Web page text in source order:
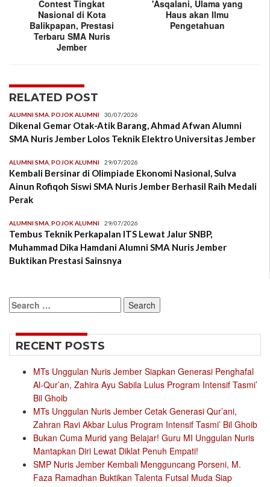
Contest Tingkat
Nasional di Kota
Balikpapan, Prestasi
Terbaru SMA Nuris
Jember
'Asqalani, Ulama yang
Haus akan Ilmu
Pengetahuan
RELATED POST
ALUMNI SMA POJOK ALUMNI 30/07/2026
Dikenal Gemar Otak-Atik Barang, Ahmad Afwan Alumni
SMA Nuris Jember Lolos Teknik Elektro Universitas Jember
ALUMNI SMA POJOK ALUMNI 29/07/2026
Kembali Bersinar di Olimpiade Ekonomi Nasional, Sulva
Ainun Rofiqoh Siswi SMA Nuris Jember Berhasil Raih Medali
Perak
ALUMNI SMA POJOK ALUMNI 29/07/2026
Tembus Teknik Perkapalan ITS Lewat Jalur SNBP,
Muhammad Dika Hamdani Alumni SMA Nuris Jember
Buktikan Prestasi Sainsnya
Search
for:
RECENT POSTS
MTs Unggulan Nuris Jember Siapkan Generasi Penghafal
Al-Qur’an, Zahira Ayu Sabila Lulus Program Intensif Tasmi’
Bil Ghoib
MTs Unggulan Nuris Jember Cetak Generasi Qur’ani,
Zahran Ravi Akbar Lulus Program Intensif Tasmi’ Bil Ghoib
Bukan Cuma Murid yang Belajar! Guru MI Unggulan Nuris
Mantapkan Diri Lewat Diklat Penuh Empati!
SMP Nuris Jember Kembali Mengguncang Porseni, M.
Faza Ramadhan Buktikan Talenta Futsal Muda Siap